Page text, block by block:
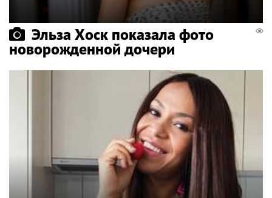
Эльза Хоск показала фото
новорожденной дочери